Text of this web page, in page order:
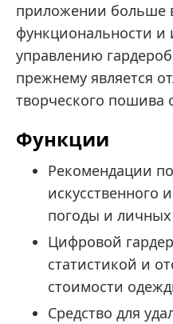
приложении больше
функциональности и
управлению
прежнему является
творческого пошива
Функции
Рекомендации
искусственного
погоды и
Цифровой
статистикой и
стоимости
Средство для